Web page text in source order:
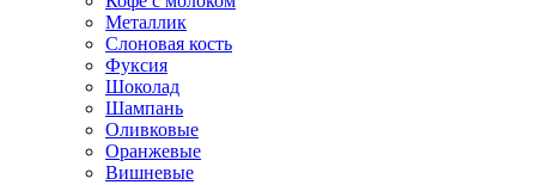
Металлик
Слоновая кость
Фуксия
Шоколад
Шампань
Оливковые
Оранжевые
Вишневые